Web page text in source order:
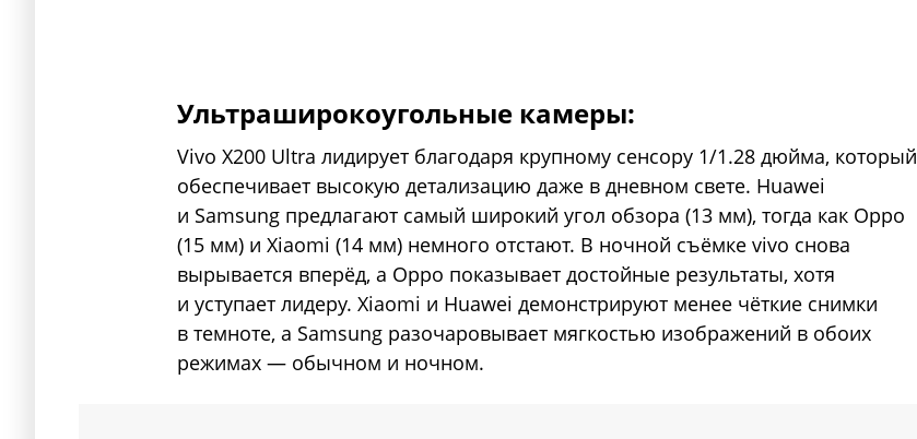
Ультраширокоугольные камеры:
Vivo X200 Ultra лидирует благодаря крупному сенсору 1/1.28 дюйма, который
обеспечивает высокую детализацию даже в дневном свете. Huawei
и Samsung предлагают самый широкий угол обзора (13 мм), тогда как Oppo
(15 мм) и Xiaomi (14 мм) немного отстают. В ночной съёмке vivo снова
вырывается вперёд, а Oppo показывает достойные результаты, хотя
и уступает лидеру. Xiaomi и Huawei демонстрируют менее чёткие снимки
в темноте, а Samsung разочаровывает мягкостью изображений в обоих
режимах — обычном и ночном.